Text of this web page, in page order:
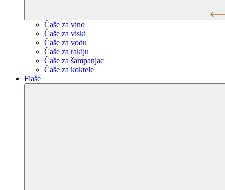
Čaše za vino
Čaše za viski
Čaše za vodu
Čaše za rakiju
Čaše za šampanjac
Čaše za koktele
Flaše